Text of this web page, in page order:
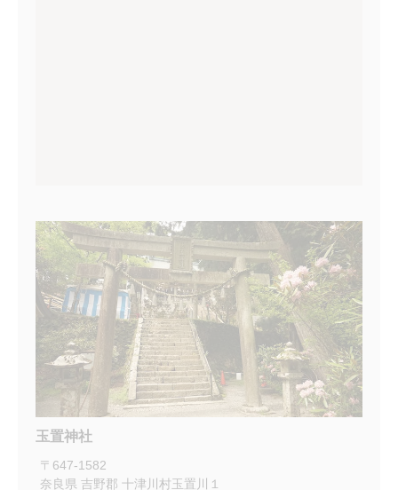
玉置神社
〒 647-1582
奈良県 吉野郡 十津川村玉置川１